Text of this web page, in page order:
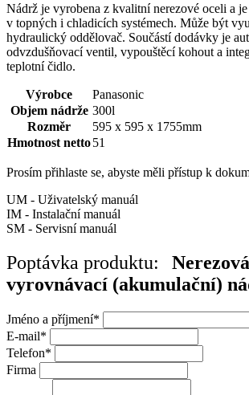
Nádrž je vyrobena z kvalitní nerezové oceli a
v topných i chladicích systémech. Může být
hydraulický oddělovač. Součástí dodávky je
odvzdušňovací ventil, vypouštěcí kohout a
teplotní čidlo.
Výrobce
Panasonic
Objem nádrže 300l
Rozměr
595 x 595 x 1755mm
Hmotnost netto51
Prosím přihlaste se, abyste měli přístup k
UM - Uživatelský manuál
IM - Instalační manuál
SM - Servisní manuál
Poptávka produktu:
Nerezová
vyrovnávací (akumulační)
Jméno a příjmení*
E-mail*
Telefon*
Firma